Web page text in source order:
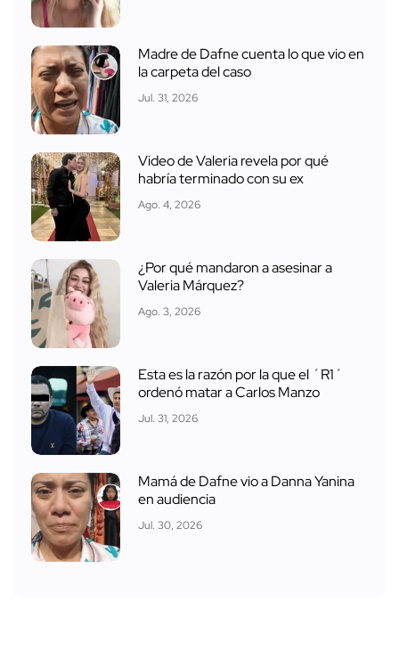
Madre de Dafne cuenta lo que vio en
la carpeta del caso
Jul. 31, 2026
Video de Valeria revela por qué
habría terminado con su ex
Ago. 4, 2026
¿Por qué mandaron a asesinar a
Valeria Márquez?
Ago. 3, 2026
Esta es la razón por la que el ´R1´
ordenó matar a Carlos Manzo
Jul. 31, 2026
Mamá de Dafne vio a Danna Yanina
en audiencia
Jul. 30, 2026